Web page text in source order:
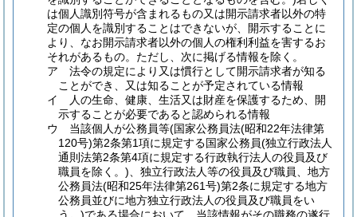
は個人識別符号が含まれるもの又は開示請求者以外の特
定の個人を識別することはできないが、開示することに
より、なお開示請求者以外の個人の権利利益を害するお
それがあるもの。 ただし、次に掲げる情報を除く。
ア
法令の規定により又は慣行として開示請求者が知る
ことができ、又は知ることが予定されている情報
イ
人の生命、健康、生活又は財産を保護するため、開
示することが必要であると認められる情報
ウ
当該個人が公務員等(国家公務員法(昭和22年法律第
120号)第2条第1項に規定する国家公務員(独立行政法人
通則法第2条第4項に規定する行政執行法人の役員及び
職員を除く。) 、独立行政法人等の役員及び職員、地方
公務員法(昭和25年法律第261号)第2条に規定する地方
公務員並びに地方独立行政法人の役員及び職員をい